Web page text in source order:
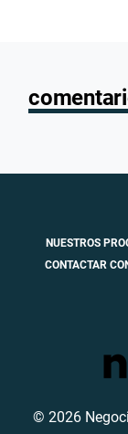
NUESTROS
CONTACTAR
© 2026